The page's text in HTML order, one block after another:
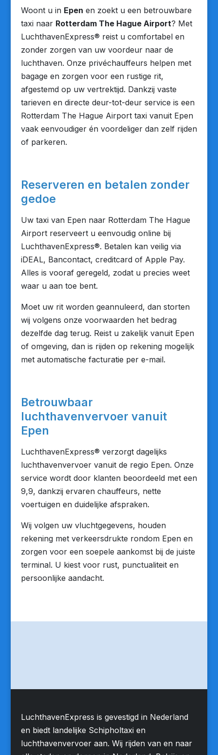
Woont u in Epen en zoekt u een betrouwbare
taxi naar Rotterdam The Hague Airport? Met
LuchthavenExpress® reist u comfortabel en
zonder zorgen van uw voordeur naar de
luchthaven. Onze privéchauffeurs helpen met
bagage en zorgen voor een rustige rit,
afgestemd op uw vertrektijd. Dankzij vaste
tarieven en directe deur-tot-deur service is een
Rotterdam The Hague Airport taxi vanuit Epen
vaak eenvoudiger én voordeliger dan zelf rijden
of parkeren.
Reserveren en betalen zonder
gedoe
Uw taxi van Epen naar Rotterdam The Hague
Airport reserveert u eenvoudig online bij
LuchthavenExpress®. Betalen kan veilig via
iDEAL, Bancontact, creditcard of Apple Pay.
Alles is vooraf geregeld, zodat u precies weet
waar u aan toe bent.
Moet uw rit worden geannuleerd, dan storten
wij volgens onze voorwaarden het bedrag
dezelfde dag terug. Reist u zakelijk vanuit Epen
of omgeving, dan is rijden op rekening mogelijk
met automatische facturatie per e-mail.
Betrouwbaar
luchthavenvervoer vanuit
Epen
LuchthavenExpress® verzorgt dagelijks
luchthavenvervoer vanuit de regio Epen. Onze
service wordt door klanten beoordeeld met een
9,9, dankzij ervaren chauffeurs, nette
voertuigen en duidelijke afspraken.
Wij volgen uw vluchtgegevens, houden
rekening met verkeersdrukte rondom Epen en
zorgen voor een soepele aankomst bij de juiste
terminal. U kiest voor rust, punctualiteit en
persoonlijke aandacht.
LuchthavenExpress is gevestigd in Nederland
en biedt landelijke Schipholtaxi en
luchthavenvervoer aan. Wij rijden van en naar